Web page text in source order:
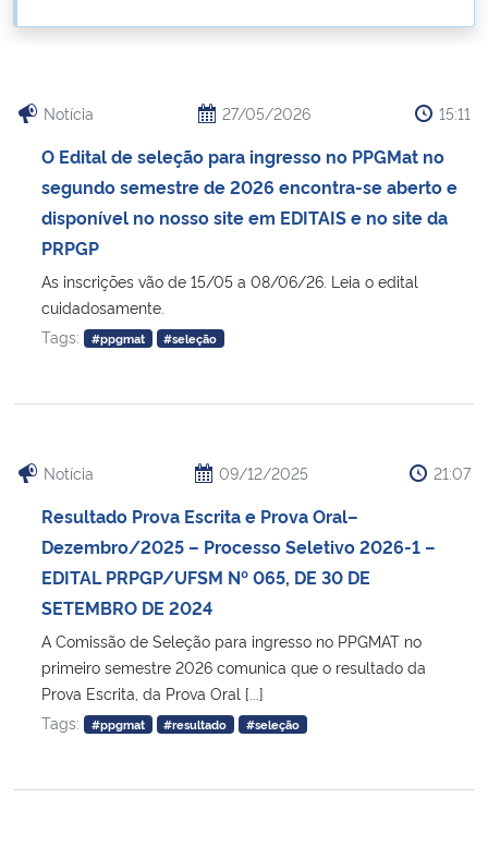
Ministério da Ciência, Tecnologia, Inovações e Comunicações
Ministério do Meio Ambiente
Ministério do Turismo
Ministério da Mulher, da Família e dos Direitos Humanos
Secretaria-Geral
Gabinete de Segurança Institucional
Advocacia-Geral da União
Notícia 27/05/2026 15:11
O Edital de seleção para ingresso no PPGMat no
segundo semestre de 2026 encontra-se aberto e
disponível no nosso site em EDITAIS e no site da
PRPGP
As inscrições vão de 15/05 a 08/06/26. Leia o edital
cuidadosamente.
Tags:
#ppgmat #seleção
Notícia 09/12/2025 21:07
Resultado Prova Escrita e Prova Oral–
Dezembro/2025 – Processo Seletivo 2026-1 –
EDITAL PRPGP/UFSM Nº 065, DE 30 DE
SETEMBRO DE 2024
A Comissão de Seleção para ingresso no PPGMAT no
primeiro semestre 2026 comunica que o resultado da
Prova Escrita, da Prova Oral [...]
Tags:
#ppgmat #resultado #seleção